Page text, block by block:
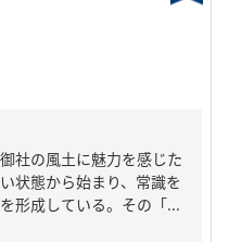
社の風土に魅力を感じた
状態から始まり、常識を
形成している。その「...